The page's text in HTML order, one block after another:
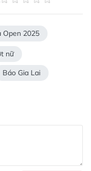
Open 2025
nữ
Báo Gia Lai